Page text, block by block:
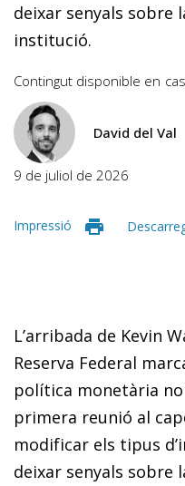
deixar senyals sobre
institució.
Contingut disponible en
David del Val
9 de juliol de 2026
Impressió
L’arribada de Kevin
Reserva Federal
política monetària
primera reunió al
modificar els tipus
deixar senyals sobre